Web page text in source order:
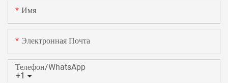
Имя
Электронная Почта
+1
Телефон/WhatsApp